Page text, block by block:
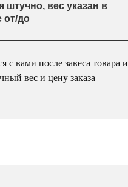
штучно, вес указан в
от/до
с вами после завеса товара и
вес и цену заказа